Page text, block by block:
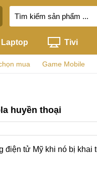
Laptop Tivi
mua Game Mobile
huyền thoại
tử Mỹ khi nó bị khai